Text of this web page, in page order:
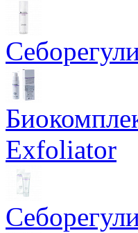
Exfoliator